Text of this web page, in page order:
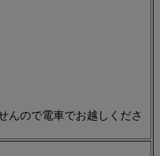
んので電車でお越しくださ